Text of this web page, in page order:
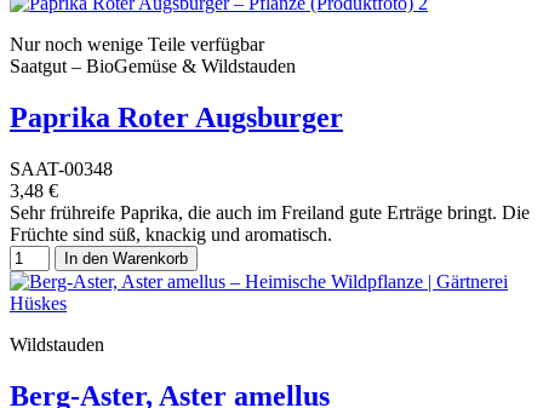
Nur noch wenige Teile verfügbar
Saatgut – BioGemüse & Wildstauden
Paprika Roter Augsburger
SAAT-00348
3,48 €
Sehr frühreife Paprika, die auch im Freiland gute Erträge bringt. Die
Früchte sind süß, knackig und aromatisch.
In den Warenkorb
Wildstauden
Berg-Aster, Aster amellus